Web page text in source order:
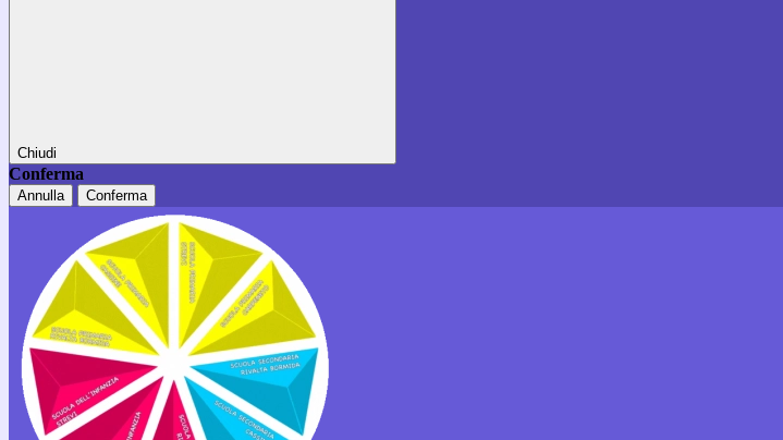
Chiudi
Conferma
Annulla Conferma